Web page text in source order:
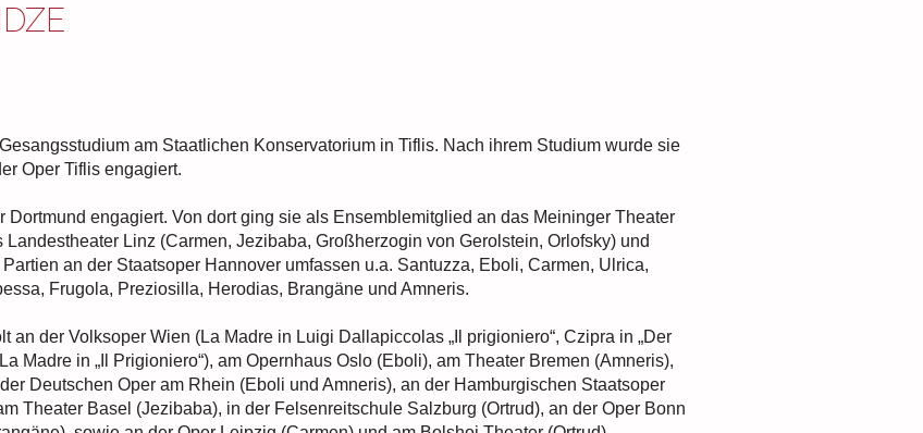
am Staatlichen Konservatorium in Tiflis. Nach ihrem Studium wurde sie
Oper Tiflis engagiert.
engagiert. Von dort ging sie als Ensemblemitglied an das Meininger Theater
Linz (Carmen, Jezibaba, Großherzogin von Gerolstein, Orlofsky) und
an der Staatsoper Hannover umfassen u.a. Santuzza, Eboli, Carmen, Ulrica,
Frugola, Preziosilla, Herodias, Brangäne und Amneris.
an der Volksoper Wien (La Madre in Luigi Dallapiccolas „Il prigioniero“, Czipra in „Der
Madre in „Il Prigioniero“), am Opernhaus Oslo (Eboli), am Theater Bremen (Amneris),
Deutschen Oper am Rhein (Eboli und Amneris), an der Hamburgischen Staatsoper
Theater Basel (Jezibaba), in der Felsenreitschule Salzburg (Ortrud), an der Oper Bonn